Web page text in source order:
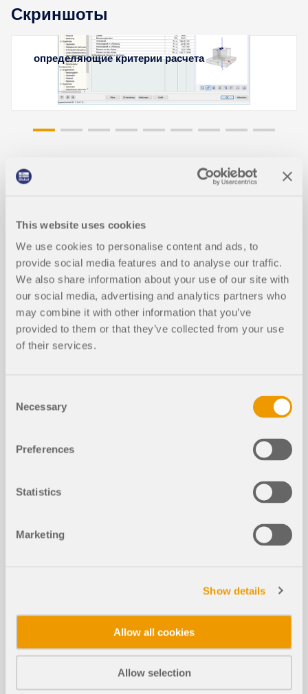
This website uses cookies
We use cookies to personalise content and ads, to
provide social media features and to analyse our traffic.
We also share information about your use of our site with
our social media, advertising and analytics partners who
may combine it with other information that you’ve
provided to them or that they’ve collected from your use
of their services.
Selection
Necessary
Preferences
Statistics
Marketing
Show details
Allow all cookies
Allow selection
die Fundamentabmessungen für alle fünf
Fundamenttypen in einer benutzerdefinierten
Bibliothek mit Fundamentvorlagen gespeichert und
in anderen Modellen wieder verwendet werden.
Узнать больше
В модуле RF-/FOUNDATION Pro для расчета
фундаментов всегда требуется для различных
расчетных ситуаций (STR, GEO, UPL или EQU)
(загружения, сочетания нагрузок или расчетного
In RF-/FUND Pro wird nach dem Bemessen des
Bewehrungsstahls dokumentiert sind.
Скриншоты
определяющие критерии расчета
версия) | Характеристики
Доступные типы фундамента:Чистая
Блочный фундамент с гладкими сторонами
Определение размеров по норме EN 1992-1-1 и
Доступны следующие национальные
приложения Еврокода 2 и Еврокода 7:
DIN EN 1992-1-1/NA/A1:2015-12 | DIN EN
1997-1/NA:2010-12